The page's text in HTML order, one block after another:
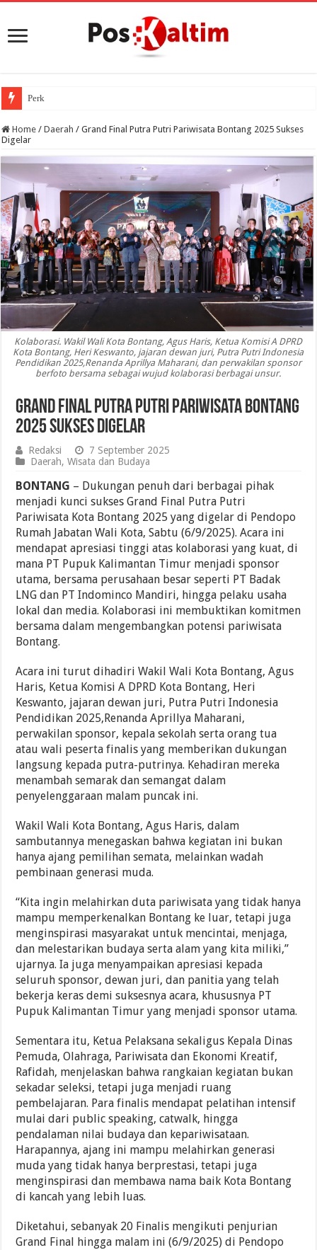
Perkuat Literasi Ekonomi
Home / Daerah / Grand Final Putra Putri Pariwisata Bontang 2025 Sukses
Digelar
Kolaborasi. Wakil Wali Kota Bontang, Agus Haris, Ketua Komisi A DPRD
Kota Bontang, Heri Keswanto, jajaran dewan juri, Putra Putri Indonesia
Pendidikan 2025,Renanda Aprillya Maharani, dan perwakilan sponsor
berfoto bersama sebagai wujud kolaborasi berbagai unsur.
Grand Final Putra Putri Pariwisata Bontang
2025 Sukses Digelar
Redaksi
7 September 2025
Daerah,Wisata dan Budaya
BONTANG – Dukungan penuh dari berbagai pihak
menjadi kunci sukses Grand Final Putra Putri
Pariwisata Kota Bontang 2025 yang digelar di Pendopo
Rumah Jabatan Wali Kota, Sabtu (6/9/2025). Acara ini
mendapat apresiasi tinggi atas kolaborasi yang kuat, di
mana PT Pupuk Kalimantan Timur menjadi sponsor
utama, bersama perusahaan besar seperti PT Badak
LNG dan PT Indominco Mandiri, hingga pelaku usaha
lokal dan media. Kolaborasi ini membuktikan komitmen
bersama dalam mengembangkan potensi pariwisata
Bontang.
Acara ini turut dihadiri Wakil Wali Kota Bontang, Agus
Haris, Ketua Komisi A DPRD Kota Bontang, Heri
Keswanto, jajaran dewan juri, Putra Putri Indonesia
Pendidikan 2025,Renanda Aprillya Maharani,
perwakilan sponsor, kepala sekolah serta orang tua
atau wali peserta finalis yang memberikan dukungan
langsung kepada putra-putrinya. Kehadiran mereka
menambah semarak dan semangat dalam
penyelenggaraan malam puncak ini.
Wakil Wali Kota Bontang, Agus Haris, dalam
sambutannya menegaskan bahwa kegiatan ini bukan
hanya ajang pemilihan semata, melainkan wadah
pembinaan generasi muda.
“Kita ingin melahirkan duta pariwisata yang tidak hanya
mampu memperkenalkan Bontang ke luar, tetapi juga
menginspirasi masyarakat untuk mencintai, menjaga,
dan melestarikan budaya serta alam yang kita miliki,”
ujarnya. Ia juga menyampaikan apresiasi kepada
seluruh sponsor, dewan juri, dan panitia yang telah
bekerja keras demi suksesnya acara, khususnya PT
Pupuk Kalimantan Timur yang menjadi sponsor utama.
Sementara itu, Ketua Pelaksana sekaligus Kepala Dinas
Pemuda, Olahraga, Pariwisata dan Ekonomi Kreatif,
Rafidah, menjelaskan bahwa rangkaian kegiatan bukan
sekadar seleksi, tetapi juga menjadi ruang
pembelajaran. Para finalis mendapat pelatihan intensif
mulai dari public speaking, catwalk, hingga
pendalaman nilai budaya dan kepariwisataan.
Harapannya, ajang ini mampu melahirkan generasi
muda yang tidak hanya berprestasi, tetapi juga
menginspirasi dan membawa nama baik Kota Bontang
di kancah yang lebih luas.
Diketahui, sebanyak 20 Finalis mengikuti penjurian
Grand Final hingga malam ini (6/9/2025) di Pendopo